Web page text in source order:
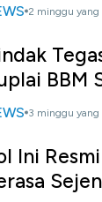
2 minggu yang
BBM
3 minggu yang
Ini